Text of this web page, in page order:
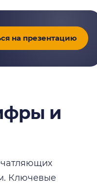
на презентацию
и
Ключевые